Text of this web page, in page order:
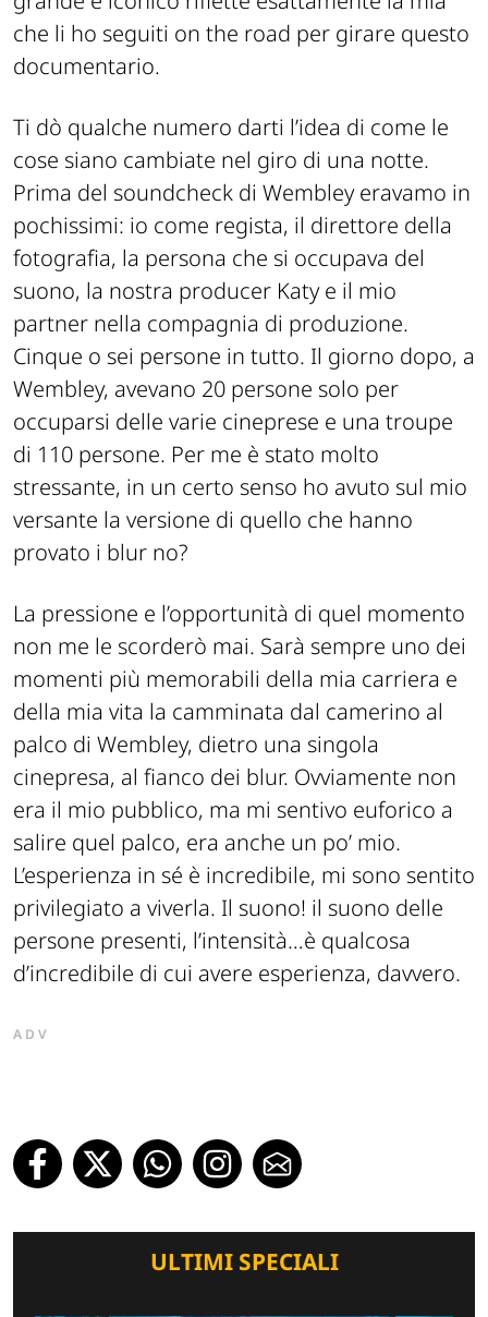
che li ho seguiti on the road per girare questo
documentario.
Ti dò qualche numero darti l’idea di come le
cose siano cambiate nel giro di una notte.
Prima del soundcheck di Wembley eravamo in
pochissimi: io come regista, il direttore della
fotografia, la persona che si occupava del
suono, la nostra producer Katy e il mio
partner nella compagnia di produzione.
Cinque o sei persone in tutto. Il giorno dopo, a
Wembley, avevano 20 persone solo per
occuparsi delle varie cineprese e una troupe
di 110 persone. Per me è stato molto
stressante, in un certo senso ho avuto sul mio
versante la versione di quello che hanno
provato i blur no?
La pressione e l’opportunità di quel momento
non me le scorderò mai. Sarà sempre uno dei
momenti più memorabili della mia carriera e
della mia vita la camminata dal camerino al
palco di Wembley, dietro una singola
cinepresa, al fianco dei blur. Ovviamente non
era il mio pubblico, ma mi sentivo euforico a
salire quel palco, era anche un po’ mio.
L’esperienza in sé è incredibile, mi sono sentito
privilegiato a viverla. Il suono! il suono delle
persone presenti, l’intensità…è qualcosa
d’incredibile di cui avere esperienza, davvero.
ADV
ULTIMI SPECIALI